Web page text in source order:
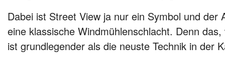
Dabei ist Street View ja nur ein Symbol und der
eine klassische Windmühlenschlacht. Denn
ist grundlegender als die neuste Technik in der